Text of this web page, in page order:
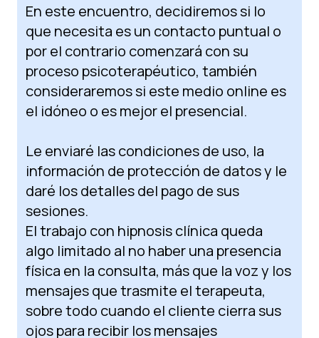
En este encuentro, decidiremos si lo
que necesita es un contacto puntual o
por el contrario comenzará con su
proceso psicoterapéutico, también
consideraremos si este medio online es
el idóneo o es mejor el presencial.
Le enviaré las condiciones de uso, la
información de protección de datos y le
daré los detalles del pago de sus
sesiones.
El trabajo con hipnosis clínica queda
algo limitado al no haber una presencia
física en la consulta, más que la voz y los
mensajes que trasmite el terapeuta,
sobre todo cuando el cliente cierra sus
ojos para recibir los mensajes